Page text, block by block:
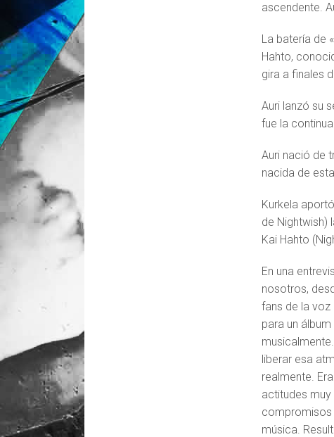
ascendente.
La batería de
Hahto,
gira a finales
Auri lanzó su
fue la
Auri nació de
nacida de
Kurkela
de Nightwish)
Kai Hahto
En una
nosotros,
fans de la voz
para un
liberar esa
realmente.
actitudes muy
compromisos
música.